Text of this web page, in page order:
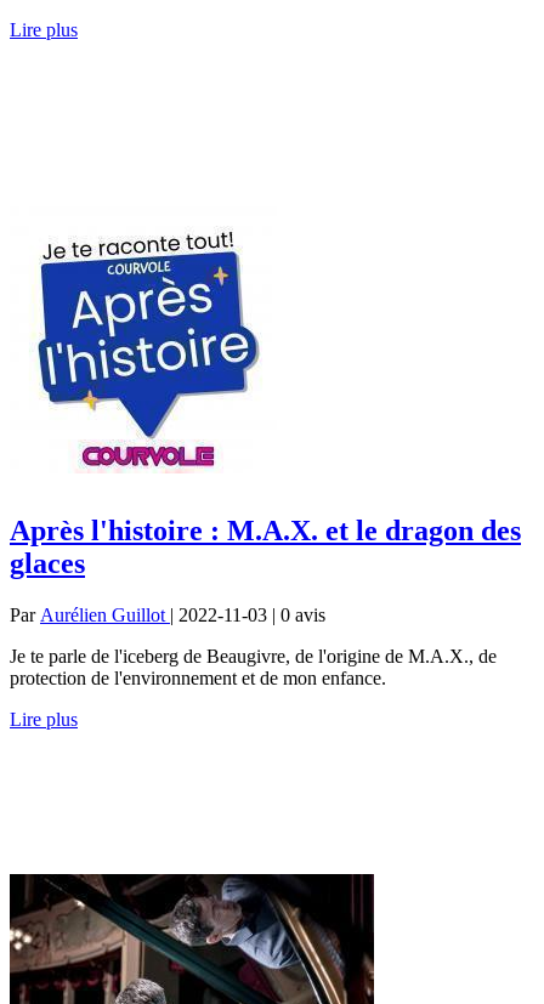
Lire plus
Après l'histoire : M.A.X. et le dragon des
glaces
Par Aurélien Guillot | 2022-11-03 | 0 avis
Je te parle de l'iceberg de Beaugivre, de l'origine de M.A.X., de
protection de l'environnement et de mon enfance.
Lire plus